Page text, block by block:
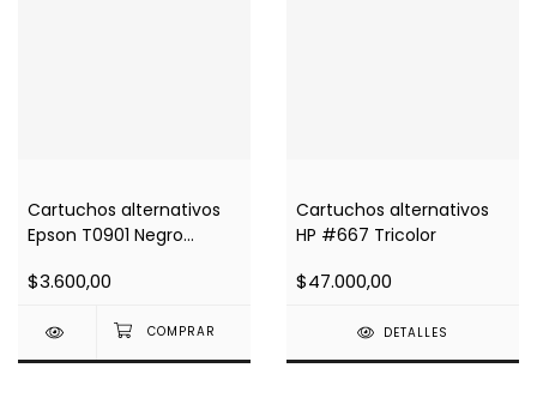
Cartuchos alternativos
Epson T0901 Negro
cx5600)
$3.600,00
Cartuchos alternativos
HP #667 Tricolor
$47.000,00
DETALLES